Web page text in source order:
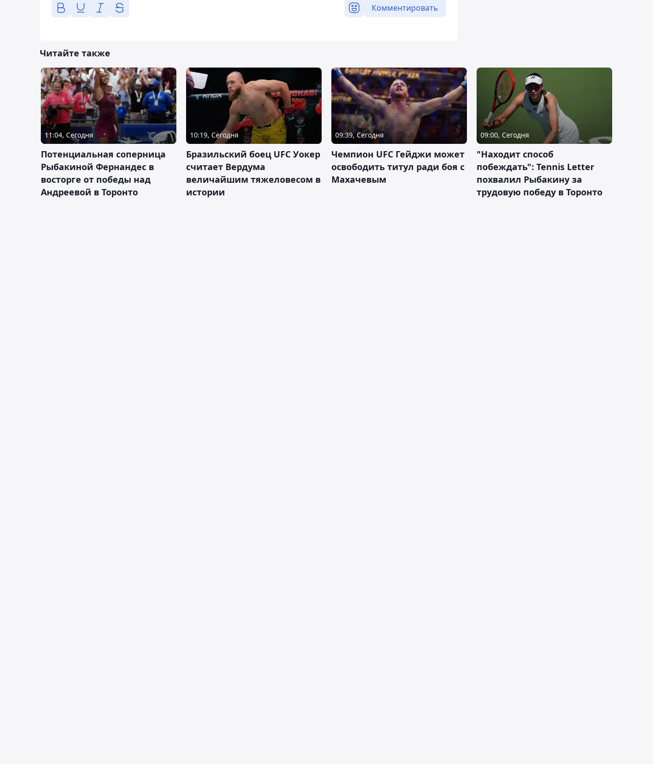
Комментировать
Читайте также
11:04, Сегодня
Потенциальная соперница
Рыбакиной Фернандес в
восторге от победы над
Андреевой в Торонто
10:19, Сегодня
Бразильский боец UFC Уокер
считает Вердума
величайшим тяжеловесом в
истории
09:39, Сегодня
Чемпион UFC Гейджи может
освободить титул ради боя с
Махачевым
09:00, Сегодня
"Находит способ
побеждать": Tennis Letter
похвалил Рыбакину за
трудовую победу в Торонто